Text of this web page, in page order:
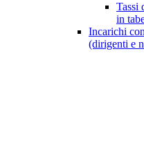
Tassi
in
Incarichi
(dirigenti e